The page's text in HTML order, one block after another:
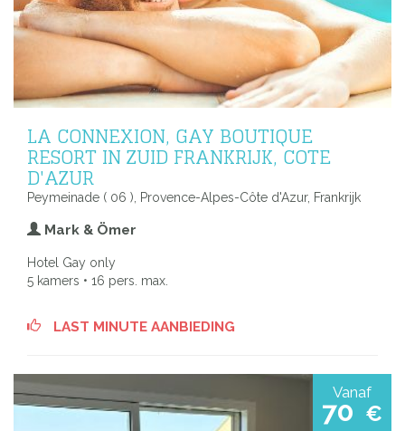
LA CONNEXION, GAY BOUTIQUE
RESORT IN ZUID FRANKRIJK, COTE
D'AZUR
Peymeinade ( 06 ), Provence-Alpes-Côte d'Azur, Frankrijk
Mark & Ömer
Hotel Gay only
5 kamers • 16 pers. max.
LAST MINUTE AANBIEDING
Vanaf
70 €